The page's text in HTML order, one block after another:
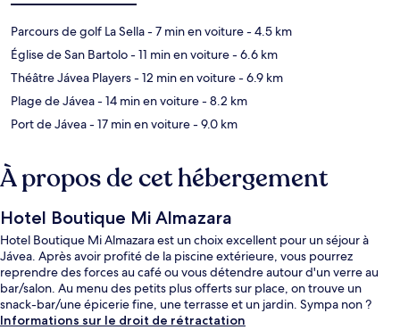
Parcours de golf La Sella- 7 min en voiture- 4.5 km
Église de San Bartolo- 11 min en voiture- 6.6 km
Théâtre Jávea Players- 12 min en voiture- 6.9 km
Plage de Jávea- 14 min en voiture- 8.2 km
Port de Jávea- 17 min en voiture- 9.0 km
À propos de cet hébergement
Hotel Boutique Mi Almazara
Hotel Boutique Mi Almazara est un choix excellent pour un séjour à
Jávea. Après avoir profité de la piscine extérieure, vous pourrez
reprendre des forces au café ou vous détendre autour d'un verre au
bar/salon. Au menu des petits plus offerts sur place, on trouve un
snack-bar/une épicerie fine, une terrasse et un jardin. Sympa non ?
Informations sur le droit de rétractation